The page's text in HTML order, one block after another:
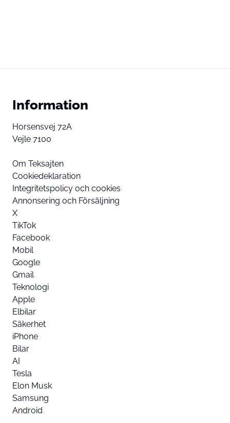
Information
Horsensvej 72A
Vejle 7100
Om Teksajten
Cookiedeklaration
Integritetspolicy och cookies
Annonsering och Försäljning
X
TikTok
Facebook
Mobil
Google
Gmail
Teknologi
Apple
Elbilar
Säkerhet
iPhone
Bilar
AI
Tesla
Elon Musk
Samsung
Android